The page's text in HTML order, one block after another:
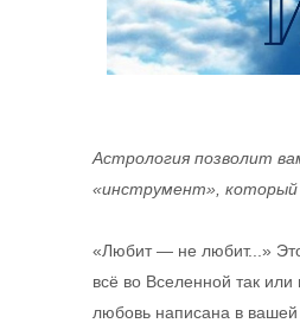
Астрология позволит
«инструмент»,
«Любит — не любит...»
всё во Вселенной так
любовь написана в вашей